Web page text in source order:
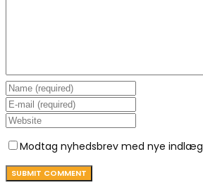
Modtag nyhedsbrev med nye indlæg